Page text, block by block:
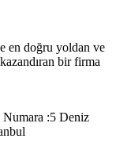
en doğru yoldan ve
bir firma
:5 Deniz